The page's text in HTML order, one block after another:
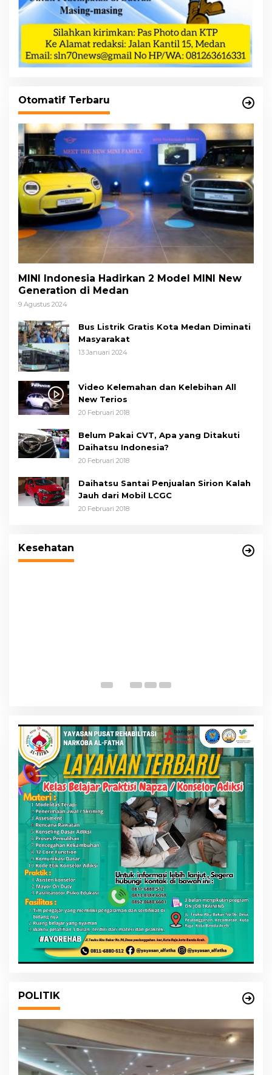
Otomatif Terbaru
MINI Indonesia Hadirkan 2 Model MINI New
Generation di Medan
9 Agustus 2024
Bus Listrik Gratis Kota Medan Diminati
Masyarakat
13 Januari 2024
Video Kelemahan dan Kelebihan All
New Terios
20 Februari 2018
Belum Pakai CVT, Apa yang Ditakuti
Daihatsu Indonesia?
20 Februari 2018
Daihatsu Santai Penjualan Sirion Kalah
Jauh dari Mobil LCGC
20 Februari 2018
Kesehatan
POLITIK